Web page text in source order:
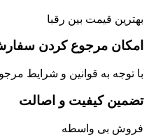
قیمت بین رقبا
مرجوع کردن سفارش
به قوانین و شرایط مرجوعی
کیفیت و اصالت
بی واسطه